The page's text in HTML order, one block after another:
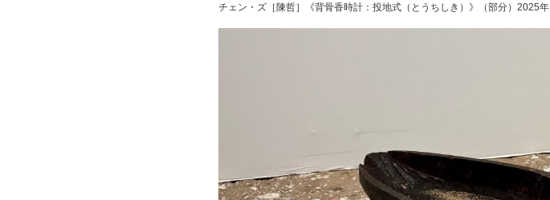
チェン・ズ［陳哲］《背骨香時計：投地式（とうちしき）》（部分）2025年